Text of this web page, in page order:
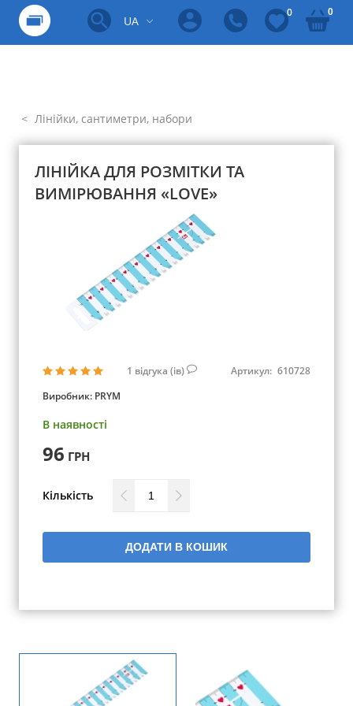
UA
0 0
Лінійки, сантиметри, набори
ЛІНІЙКА ДЛЯ РОЗМІТКИ ТА
ВИМІРЮВАННЯ «LOVE»
1 відгука (ів) Артикул: 610728
Виробник: PRYM
В наявності
96 ГРН
Кількість
ДОДАТИ В КОШИК